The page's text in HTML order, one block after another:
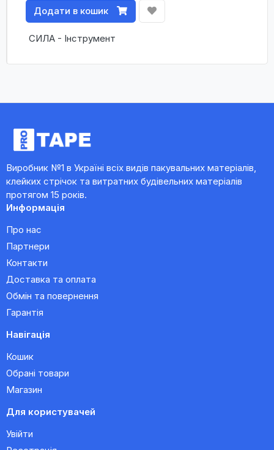
Додати в кошик
СИЛА - Інструмент
Виробник №1 в Україні всіх видів пакувальних матеріалів,
клейких стрічок та витратних будівельних матеріалів
протягом 15 років.
Информація
Про нас
Партнери
Контакти
Доставка та оплата
Обмін та повернення
Гарантія
Навігація
Кошик
Обрані товари
Магазин
Для користувачей
Увійти